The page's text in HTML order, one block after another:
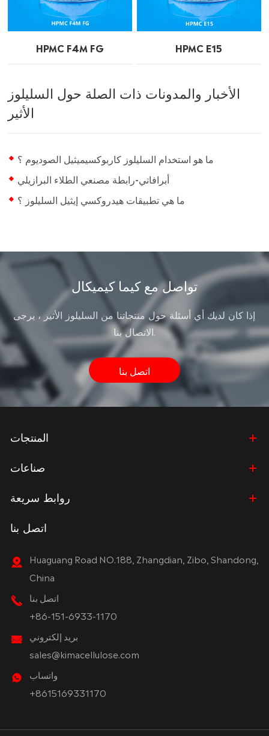
HPMC F4M FG HPMC E15
الأخبار والمدونات ذات الصلة حول السليلوز
الأثير
ما هو استخدام السليلوز كاربوكسيميثيل الصوديوم ؟
أبرافاتي-رابطة مصنعي الطلاء البرازيلي
ما هي تطبيقات هيدروكسي إيثيل السليلوز ؟
تواصل مع كيما كيميكال
إذا كان لديك أي أسئلة حول منتجاتنا من السليلوز الأثير ، يرجى
الاتصال بنا.
اتصل بنا
المنتجات
صناعات
روابط سريعة
اتصل بنا
Huaguang Road NO.188, Zhangdian, Zibo, Shandong,
China
اتصل بنا
+86-151-6933-1170
بريد إلكتروني
sales@kimacellulose.com
واتساب
+8615169331170